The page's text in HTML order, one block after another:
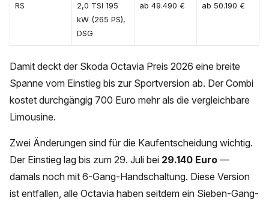
RS
2,0 TSI 195
kW (265 PS),
DSG
ab 49.490 € ab 50.190 €
Damit deckt der Skoda Octavia Preis 2026 eine breite
Spanne vom Einstieg bis zur Sportversion ab. Der Combi
kostet durchgängig 700 Euro mehr als die vergleichbare
Limousine.
Zwei Änderungen sind für die Kaufentscheidung wichtig.
Der Einstieg lag bis zum 29. Juli bei 29.140 Euro —
damals noch mit 6-Gang-Handschaltung. Diese Version
ist entfallen, alle Octavia haben seitdem ein Sieben-Gang-